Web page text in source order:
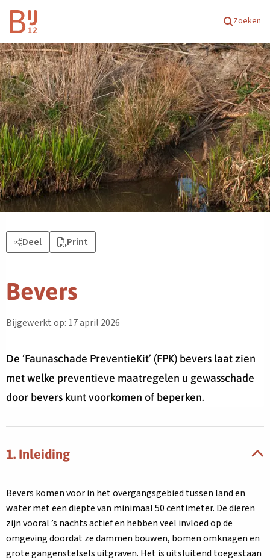
Homepagina Zoeken
Deel Print
Bevers
Bijgewerkt op: 17 april 2026
De ‘Faunaschade PreventieKit’ (FPK) bevers laat zien
met welke preventieve maatregelen u gewasschade
door bevers kunt voorkomen of beperken.
1. Inleiding
Bevers komen voor in het overgangsgebied tussen land en
water met een diepte van minimaal 50 centimeter. De dieren
zijn vooral ’s nachts actief en hebben veel invloed op de
omgeving doordat ze dammen bouwen, bomen omknagen en
grote gangenstelsels uitgraven. Het is uitsluitend toegestaan